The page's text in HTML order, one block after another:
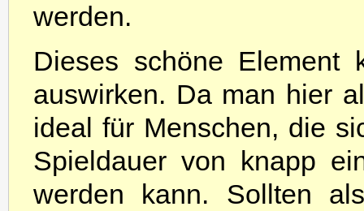
werden.
Dieses schöne Element
auswirken. Da man hier
ideal für Menschen, die
Spieldauer von knapp
werden kann. Sollten